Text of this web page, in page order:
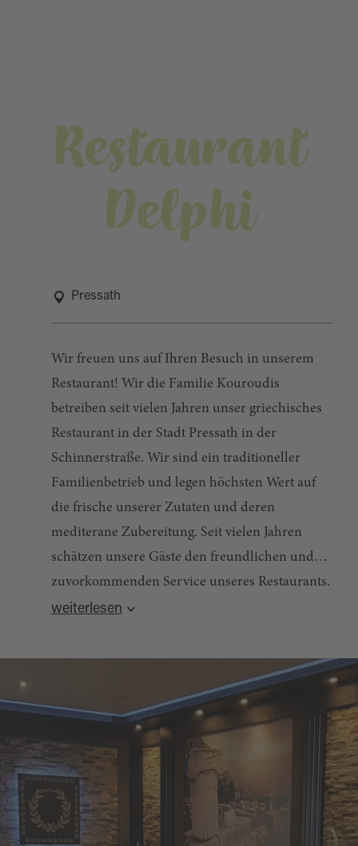
Restaurant
Delphi
Pressath
Wir freuen uns auf Ihren Besuch in unserem
Restaurant! Wir die Familie Kouroudis
betreiben seit vielen Jahren unser griechisches
Restaurant in der Stadt Pressath in der
Schinnerstraße. Wir sind ein traditioneller
Familienbetrieb und legen höchsten Wert auf
die frische unserer Zutaten und deren
mediterane Zubereitung. Seit vielen Jahren
schätzen unsere Gäste den freundlichen und
zuvorkommenden Service unseres Restaurants.
Unser Ziel ist es, dass Sie sich bei uns wie im
Trinken verwöhnen lassen!
Quelle:destination.one
weiterlesen